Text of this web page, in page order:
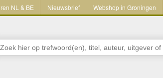
NL & BE Nieuwsbrief Webshop in Groningen